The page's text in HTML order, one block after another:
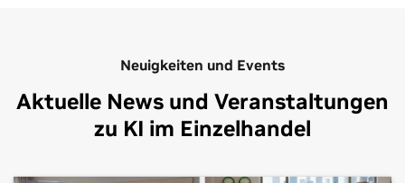
Neuigkeiten und Events
Aktuelle News und Veranstaltungen
zu KI im Einzelhandel